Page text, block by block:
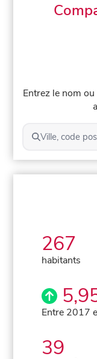
Entrez le nom
Ville, code
267
habitants
Entre 2017
39